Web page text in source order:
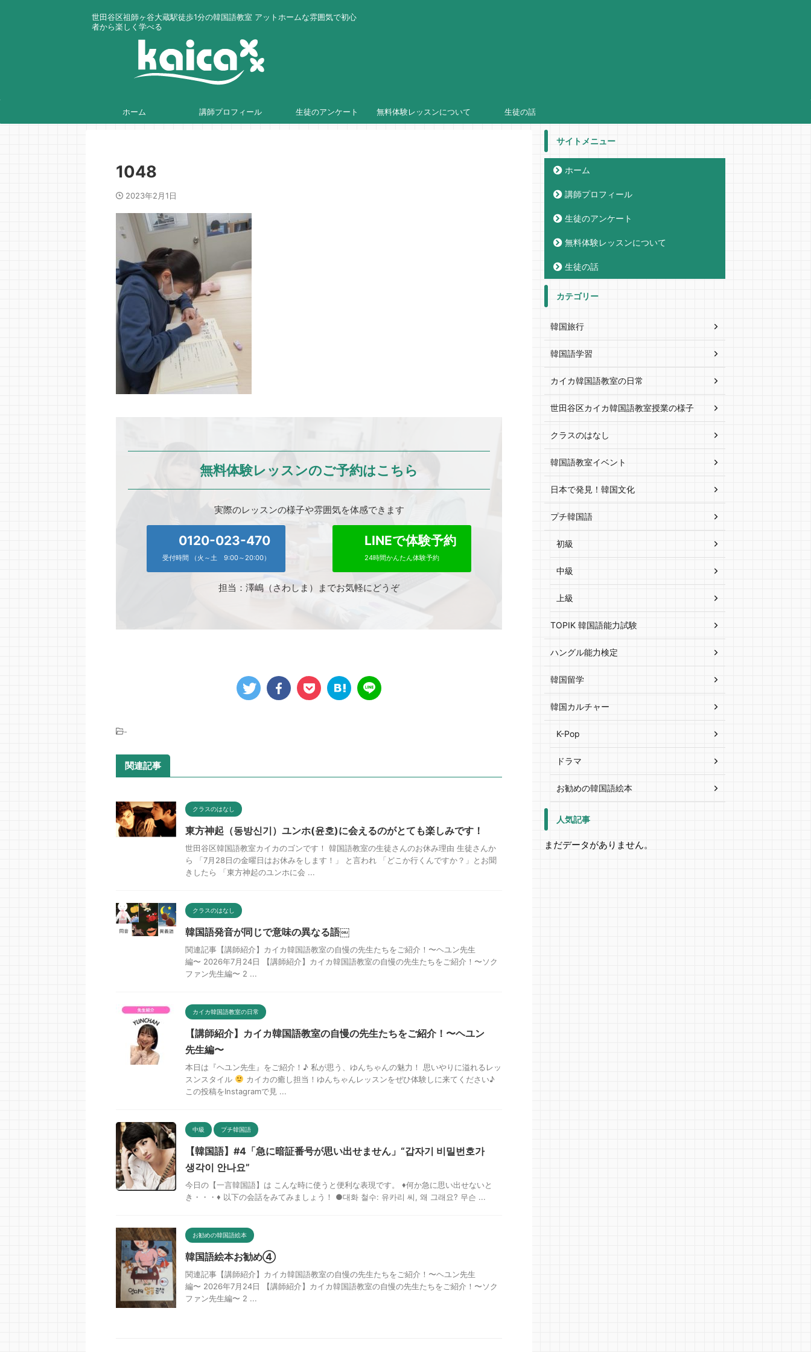
世田谷区祖師ヶ谷大蔵駅徒歩1分の韓国語教室 アットホームな雰囲気で初心
者から楽しく学べる
ホーム 講師プロフィール 生徒のアンケート 無料体験レッスンについて 生徒の話
1048
2023年2月1日
無料体験レッスンのご予約はこちら
実際のレッスンの様子や雰囲気を体感できます
0120-023-470
受付時間 （火～土 9:00～20:00）
LINEで体験予約
24時間かんたん体験予約
担当：澤嶋（さわしま）までお気軽にどうぞ
-
関連記事
クラスのはなし
東方神起（동방신기）ユンホ(윤호)に会えるのがとても楽しみです！
世田谷区韓国語教室カイカのゴンです！ 韓国語教室の生徒さんのお休み理由 生徒さんか
ら 「7月28日の金曜日はお休みをします！」 と言われ 「どこか行くんですか？」とお聞
きしたら 「東方神起のユンホに会 ...
クラスのはなし
韓国語発音が同じで意味の異なる語￼
関連記事【講師紹介】カイカ韓国語教室の自慢の先生たちをご紹介！〜ヘユン先生
編〜 2026年7月24日 【講師紹介】カイカ韓国語教室の自慢の先生たちをご紹介！〜ソク
ファン先生編〜 2 ...
カイカ韓国語教室の日常
【講師紹介】カイカ韓国語教室の自慢の先生たちをご紹介！〜ヘユン
先生編〜
本日は『ヘユン先生』をご紹介！♪ 私が思う、ゆんちゃんの魅力！ 思いやりに溢れるレッ
スンスタイル
カイカの癒し担当！ゆんちゃんレッスンをぜひ体験しに来てください♪
この投稿をInstagramで見 ...
中級 プチ韓国語
【韓国語】#4「急に暗証番号が思い出せません」“갑자기 비밀번호가
생각이 안나요”
今日の【一言韓国語】は こんな時に使うと便利な表現です。 ♦何か急に思い出せないと
き・・・♦ 以下の会話をみてみましょう！ ●대화 철수: 유카리 씨, 왜 그래요? 무슨 ...
お勧めの韓国語絵本
韓国語絵本お勧め④
関連記事【講師紹介】カイカ韓国語教室の自慢の先生たちをご紹介！〜ヘユン先生
編〜 2026年7月24日 【講師紹介】カイカ韓国語教室の自慢の先生たちをご紹介！〜ソク
ファン先生編〜 2 ...
サイトメニュー
ホーム
講師プロフィール
生徒のアンケート
無料体験レッスンについて
生徒の話
カテゴリー
韓国旅行
韓国語学習
カイカ韓国語教室の日常
世田谷区カイカ韓国語教室授業の様子
クラスのはなし
韓国語教室イベント
日本で発見！韓国文化
プチ韓国語
初級
中級
上級
TOPIK 韓国語能力試験
ハングル能力検定
韓国留学
韓国カルチャー
K-Pop
ドラマ
お勧めの韓国語絵本
人気記事
まだデータがありません。